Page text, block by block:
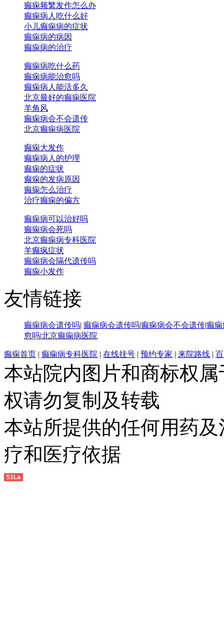
癫痫频繁发作怎么办
癫痫病人吃什么好
小儿癫痫病的症状
癫痫病的病因
癫痫病的治疗
癫痫病吃什么药
癫痫病能治愈吗
癫痫病人能活多久
北京最好的癫痫医院
羊角风
癫痫病会不会遗传
北京癫痫病医院
癫痫大发作
癫痫病人的护理
癫痫的症状
癫痫的发病原因
癫痫怎么治疗
治疗癫痫的偏方
癫痫病可以治好吗
癫痫病会死吗
北京癫痫病专科医院
羊癫疯症状
癫痫病会隔代遗传吗
癫痫小发作
友情链接
癫痫病会遗传吗| 癫痫病会遗传吗|癫痫病会不会遗传|癫
愈吗|北京癫痫病医院
癫痫首页 | 癫痫病专科医院 | 在线挂号 | 预约专家 | 来院路线 |
本站院内图片和商标权
权请勿复制及转载
本站所提供的任何用药
疗和医疗依据
51La